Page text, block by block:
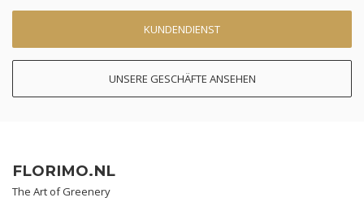
KUNDENDIENST
UNSERE GESCHÄFTE ANSEHEN
FLORIMO.NL
The Art of Greenery